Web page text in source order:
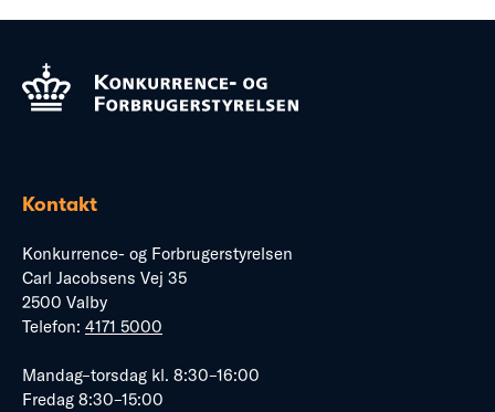
Kontakt
Konkurrence- og Forbrugerstyrelsen
Carl Jacobsens Vej 35
2500 Valby
Telefon: 4171 5000
Mandag–torsdag kl. 8:30–16:00
Fredag 8:30–15:00